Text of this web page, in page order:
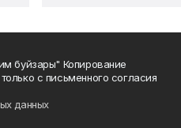
буйзары" Копирование
с письменного согласия
данных